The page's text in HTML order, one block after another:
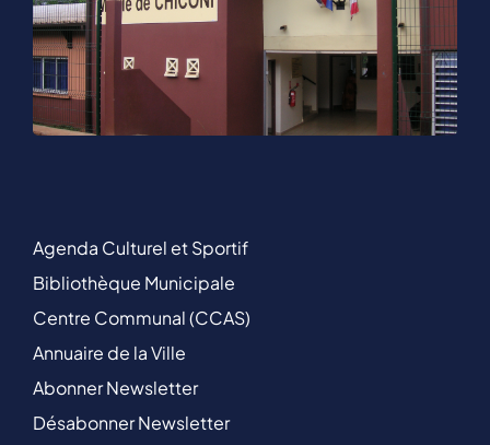
Agenda Culturel et Sportif
Bibliothèque Municipale
Centre Communal (CCAS)
Annuaire de la Ville
Abonner Newsletter
Désabonner Newsletter